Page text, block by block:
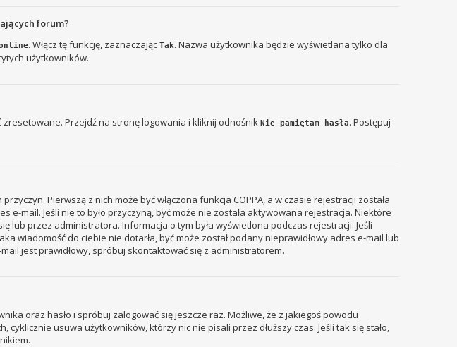
forum?
. Włącz tę funkcję, zaznaczając Tak. Nazwa użytkownika będzie wyświetlana tylko dla
użytkowników.
Przejdź na stronę logowania i kliknij odnośnik Nie pamiętam hasła. Postępuj
Pierwszą z nich może być włączona funkcja COPPA, a w czasie rejestracji została
mail. Jeśli nie to było przyczyną, być może nie została aktywowana rejestracja. Niektóre
przez administratora. Informacja o tym była wyświetlona podczas rejestracji. Jeśli
wiadomość do ciebie nie dotarła, być może został podany nieprawidłowy adres e-mail lub
jest prawidłowy, spróbuj skontaktować się z administratorem.
oraz hasło i spróbuj zalogować się jeszcze raz. Możliwe, że z jakiegoś powodu
usuwa użytkowników, którzy nic nie pisali przez dłuższy czas. Jeśli tak się stało,